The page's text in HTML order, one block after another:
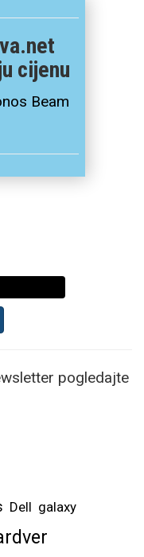
cijenu
Beam
pogledajte
Dell galaxy